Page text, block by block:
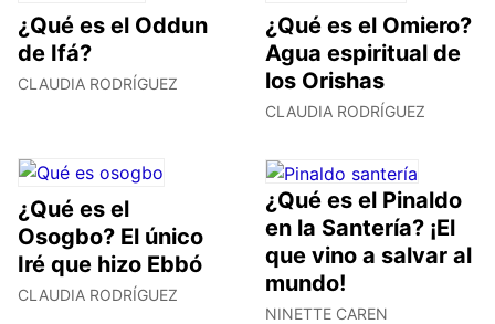
¿Qué es el Oddun
de Ifá?
CLAUDIA RODRÍGUEZ
¿Qué es el Omiero?
Agua espiritual de
los Orishas
CLAUDIA RODRÍGUEZ
¿Qué es el
Osogbo? El único
Iré que hizo Ebbó
CLAUDIA RODRÍGUEZ
¿Qué es el Pinaldo
en la Santería? ¡El
que vino a salvar al
mundo!
NINETTE CAREN